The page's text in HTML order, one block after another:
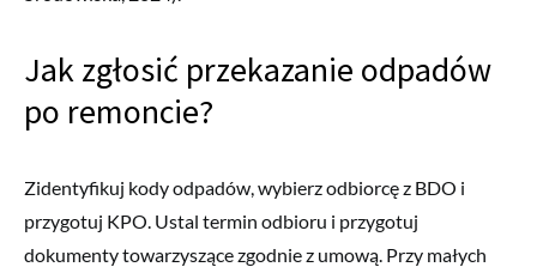
Jak zgłosić przekazanie odpadów
po remoncie?
Zidentyfikuj kody odpadów, wybierz odbiorcę z BDO i
przygotuj KPO. Ustal termin odbioru i przygotuj
dokumenty towarzyszące zgodnie z umową. Przy małych